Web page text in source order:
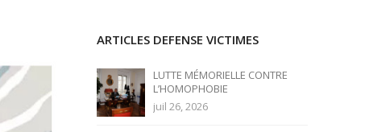
ARTICLES DEFENSE VICTIMES
LUTTE MÉMORIELLE CONTRE
L’HOMOPHOBIE
juil 26, 2026